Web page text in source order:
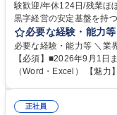
験歓迎/年休124日/残業ほぼ無 仕事の内容 不動産事業を展開し
黒字経営の安定基盤を持
がほぼ発生せず、連続し
方にお勧めの環境です！ 入社後はOJTを通じて丁寧に研修を行いますの
で、事務未経験の方でも
話・来客対応 ■物件の鍵
必要な経験・能力等
必要な経験・能力等 ＼業
【必須】■2026年9月1日
（Word・Excel） 【魅力】 ■創業以来黒字の安定した経営基盤で長期的に
のOJTで業務を習得可能、未経
正社員